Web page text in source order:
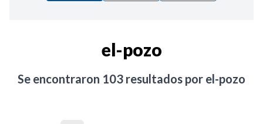
el-pozo
Se encontraron 103 resultados por el-pozo